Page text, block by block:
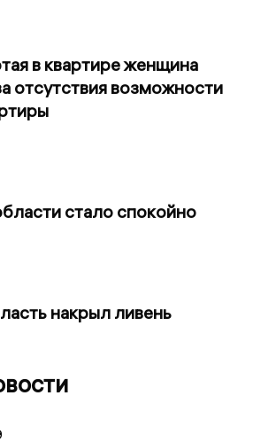
в квартире женщина
отсутствия возможности
стало спокойно
накрыл ливень